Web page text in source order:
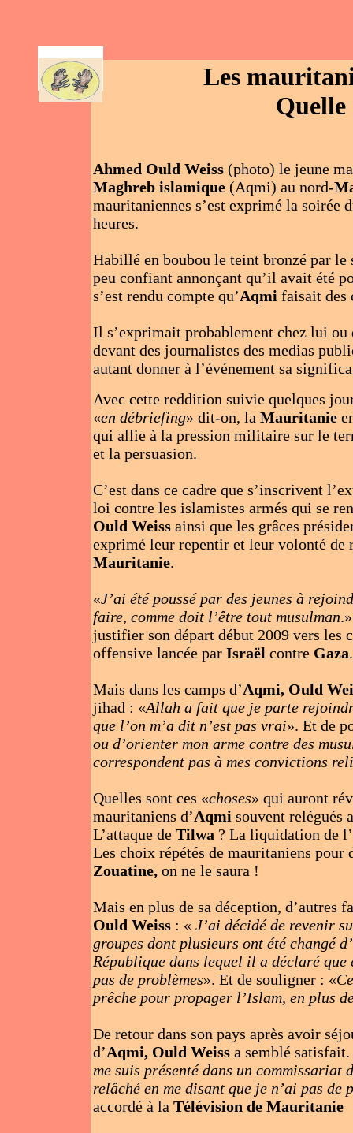
Les
Ahmed Ould Weiss(photo) le jeune
Maghreb islamique (Aqmi) au nord-
mauritaniennes s’est exprimé la soirée
heures.
Habillé en boubou le teint bronzé par
peu confiant annonçant qu’il avait été
s’est rendu compte qu’Aqmi faisait des
Il s’exprimait probablement chez lui ou
devant des journalistes des medias
autant donner à l’événement sa
Avec cette reddition suivie quelques
«en débriefing» dit-on, la Mauritanie
qui allie à la pression militaire sur le
et la persuasion.
C’est dans ce cadre que s’inscrivent
loi contre les islamistes armés qui se
Ould Weiss ainsi que les grâces
exprimé leur repentir et leur volonté de
Mauritanie.
«J’ai été poussé par des jeunes à
faire, comme doit l’être tout musulman
justifier son départ début 2009 vers les
offensive lancée par Israël contre Gaza.
Mais dans les camps d’Aqmi, Ould
jihad : «Allah a fait que je parte
que l’on m’a dit n’est pas vrai». Et de
ou d’orienter mon arme contre des
correspondent pas à mes convictions
Quelles sont ces «choses» qui auront
mauritaniens d’Aqmi souvent relégués
L’attaque de Tilwa ? La liquidation de
Les choix répétés de mauritaniens pour
Zouatine,on ne le saura !
Mais en plus de sa déception, d’autres
Ould Weiss: « J’ai décidé de revenir
groupes dont plusieurs ont été changé
République dans lequel il a déclaré
pas de problèmes». Et de souligner : «
prêche pour propager l’Islam, en plus
De retour dans son pays après avoir
d’Aqmi, Ould Weiss a semblé
me suis présenté dans un
relâché en me disant que je n’ai pas de
accordé à la Télévision de Mauritanie